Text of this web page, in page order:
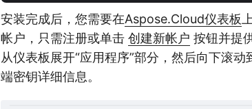
安装完成后，您需要在Aspose.Cloud仪表板
帐户，只需注册或单击 创建新帐户 按钮并提
从仪表板展开“应用程序”部分，然后向下滚
端密钥详细信息。